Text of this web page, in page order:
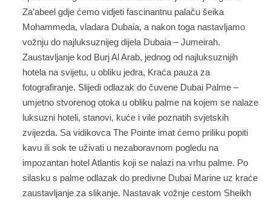
Za’abeel gdje ćemo vidjeti fascinantnu palaču šeika
Mohammeda, vladara Dubaia, a nakon toga nastavljamo
vožnju do najluksuznijeg dijela Dubaia – Jumeirah.
Zaustavljanje kod Burj Al Arab, jednog od najluksuznijih
hotela na svijetu, u obliku jedra, Kraća pauza za
fotografiranje. Slijedi odlazak do čuvene Dubai Palme –
umjetno stvorenog otoka u obliku palme na kojem se nalaze
luksuzni hoteli, stanovi, kuće i vile poznatih svjetskih
zvijezda. Sa vidikovca The Pointe imat ćemo priliku popiti
kavu ili sok te uživati u nezaboravnom pogledu na
impozantan hotel Atlantis koji se nalazi na vrhu palme. Po
silasku s palme odlazak do predivne Dubai Marine uz kraće
zaustavljanje za slikanje. Nastavak vožnje cestom Sheikh